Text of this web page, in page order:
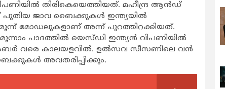
തിരികെയെത്തിയത്. മഹീന്ദ്ര ആന്‍ഡ്
പുതിയ ജാവ ബൈക്കുകള്‍ ഇന്ത്യയില്‍
മൂന്ന് മോഡലുകളാണ് അന്ന് പുറത്തിറക്കിയത്.
പാദത്തില്‍ യെസ്ഡി ഇന്ത്യന്‍ വിപണിയില്‍
വരെ കാലയളവില്‍. ഉല്‍സവ സീസണിലെ വന്‍
അവതരിപ്പിക്കും.